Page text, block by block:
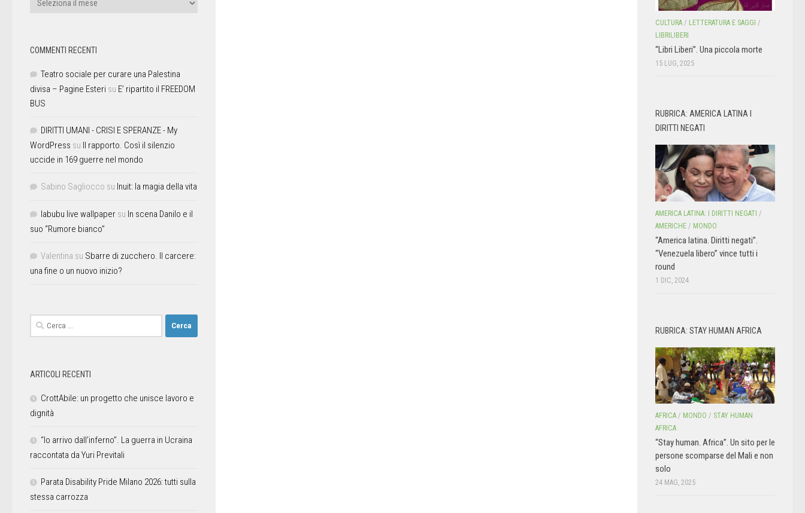
COMMENTI RECENTI
Teatro sociale per curare una Palestina
divisa – Pagine Esteri su E’ ripartito il FREEDOM
BUS
DIRITTI UMANI - CRISI E SPERANZE - My
WordPress su Il rapporto. Così il silenzio
uccide in 169 guerre nel mondo
Sabino Sagliocco su Inuit: la magia della vita
labubu live wallpaper su In scena Danilo e il
suo “Rumore bianco”
Valentina su Sbarre di zucchero. Il carcere:
una fine o un nuovo inizio?
ARTICOLI RECENTI
CrottAbile: un progetto che unisce lavoro e
dignità
“Io arrivo dall’inferno”. La guerra in Ucraina
raccontata da Yuri Previtali
Parata Disability Pride Milano 2026: tutti sulla
stessa carrozza
CULTURA / LETTERATURA E SAGGI /
LIBRILIBERI
“Libri Liberi”. Una piccola morte
15 LUG, 2025
RUBRICA: AMERICA LATINA I
DIRITTI NEGATI
AMERICA LATINA: I DIRITTI NEGATI /
AMERICHE / MONDO
“America latina. Diritti negati”.
“Venezuela libero” vince tutti i
round
1 DIC, 2024
RUBRICA: STAY HUMAN AFRICA
AFRICA / MONDO / STAY HUMAN
AFRICA
“Stay human. Africa”. Un sito per le
persone scomparse del Mali e non
solo
24 MAG, 2025